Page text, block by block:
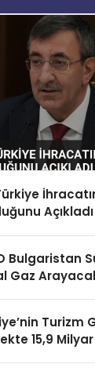
Açıkladı
Bulgaristan
Gaz
Turizm
15,9